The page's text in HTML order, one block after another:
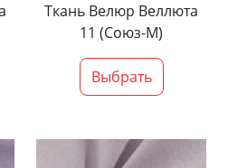
Ткань Велюр Веллюта
11 (Союз-М)
Выбрать